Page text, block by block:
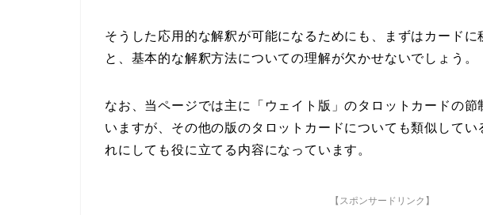
そうした応用的な解釈が可能になるためにも、まずはカード
と、基本的な解釈方法についての理解が欠かせないでしょう。
なお、当ページでは主に「ウェイト版」のタロットカードの
いますが、その他の版のタロットカードについても類似して
れにしても役に立てる内容になっています。
【スポンサードリンク】